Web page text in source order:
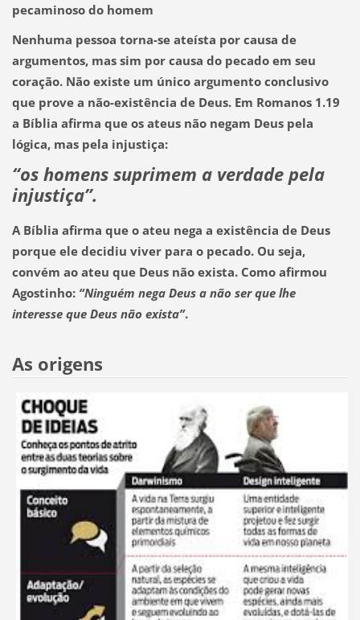
pecaminoso do homem
Nenhuma pessoa torna-se ateísta por causa de
argumentos, mas sim por causa do pecado em seu
coração. Não existe um único argumento conclusivo
que prove a não-existência de Deus. Em Romanos 1.19
a Bíblia afirma que os ateus não negam Deus pela
lógica, mas pela injustiça:
“os homens suprimem a verdade pela
injustiça”.
A Bíblia afirma que o ateu nega a existência de Deus
porque ele decidiu viver para o pecado. Ou seja,
convém ao ateu que Deus não exista. Como afirmou
Agostinho: “Ninguém nega Deus a não ser que lhe
interesse que Deus não exista”.
As origens